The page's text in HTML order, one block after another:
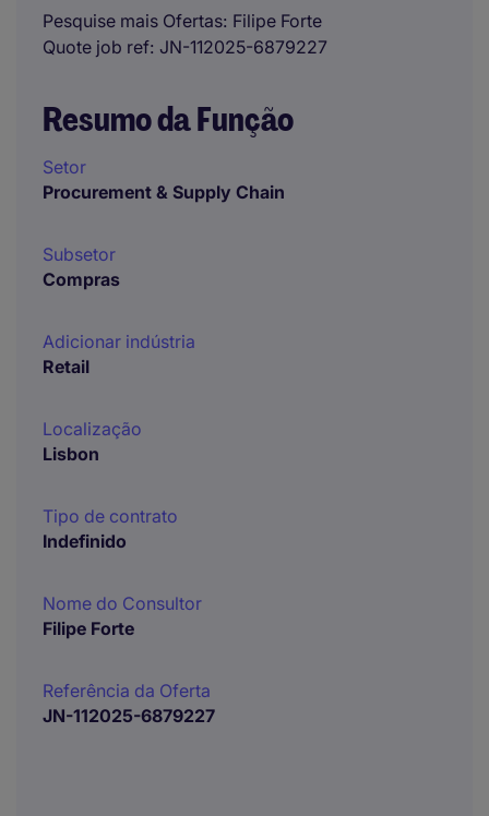
Pesquise mais Ofertas Filipe Forte
Quote job ref JN-112025-6879227
Resumo da Função
Setor
Procurement & Supply Chain
Subsetor
Compras
Adicionar indústria
Retail
Localização
Lisbon
Tipo de contrato
Indefinido
Nome do Consultor
Filipe Forte
Referência da Oferta
JN-112025-6879227